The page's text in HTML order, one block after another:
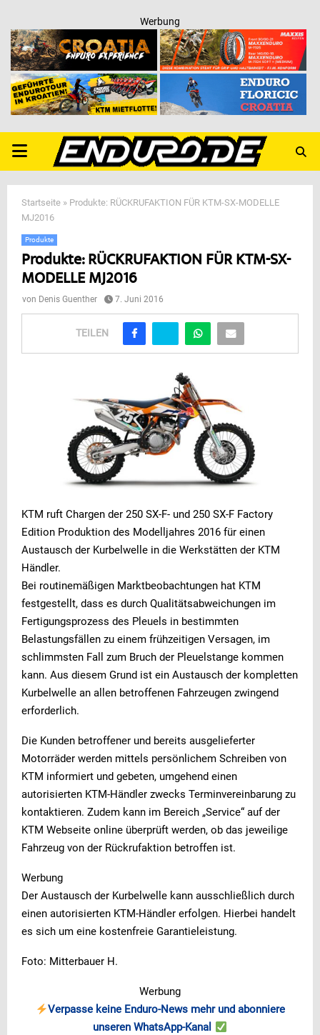
Werbung
PRIMARY
MENU
Startseite » Produkte: RÜCKRUFAKTION FÜR KTM-SX-MODELLE
MJ2016
Produkte
Produkte: RÜCKRUFAKTION FÜR KTM-SX-
MODELLE MJ2016
von Denis Guenther 7. Juni 2016
TEILEN
KTM ruft Chargen der 250 SX-F- und 250 SX-F Factory
Edition Produktion des Modelljahres 2016 für einen
Austausch der Kurbelwelle in die Werkstätten der KTM
Händler.
Bei routinemäßigen Marktbeobachtungen hat KTM
festgestellt, dass es durch Qualitätsabweichungen im
Fertigungsprozess des Pleuels in bestimmten
Belastungsfällen zu einem frühzeitigen Versagen, im
schlimmsten Fall zum Bruch der Pleuelstange kommen
kann. Aus diesem Grund ist ein Austausch der kompletten
Kurbelwelle an allen betroffenen Fahrzeugen zwingend
erforderlich.
Die Kunden betroffener und bereits ausgelieferter
Motorräder werden mittels persönlichem Schreiben von
KTM informiert und gebeten, umgehend einen
autorisierten KTM-Händler zwecks Terminvereinbarung zu
kontaktieren. Zudem kann im Bereich „Service“ auf der
KTM Webseite online überprüft werden, ob das jeweilige
Fahrzeug von der Rückrufaktion betroffen ist.
Werbung
Der Austausch der Kurbelwelle kann ausschließlich durch
einen autorisierten KTM-Händler erfolgen. Hierbei handelt
es sich um eine kostenfreie Garantieleistung.
Foto: Mitterbauer H.
Werbung
Verpasse keine Enduro-News mehr und abonniere
unseren WhatsApp-Kanal